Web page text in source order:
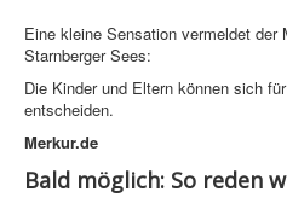
Eine kleine Sensation vermeldet
Starnberger Sees:
Die Kinder und Eltern können sich
entscheiden.
Merkur.de
Bald möglich: So reden